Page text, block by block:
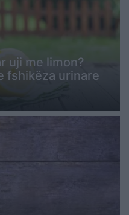
uji me limon?
fshikëza urinare